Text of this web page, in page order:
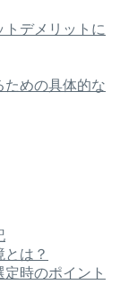
デメリットに
ための具体的な
は？
時のポイント